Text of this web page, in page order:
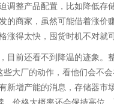
调整产品配置，比如降低存
的商家，虽然可能借着涨价
涨得太快，囤货时机不对就
目前还看不到降温的迹象。
些大厂的动作，看他们会不
新增产能的消息，存储器市
，价格大概率还会保持高位